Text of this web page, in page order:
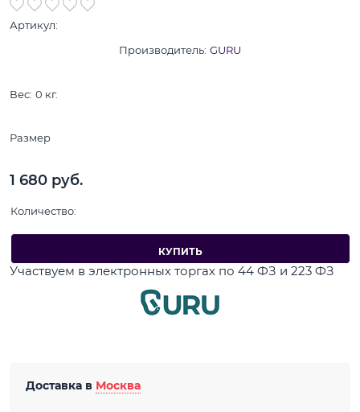
Артикул:
Производитель: GURU
Вес: 0 кг.
Размер
1 680 руб.
Количество:
КУПИТЬ
Участвуем в электронных торгах по 44 ФЗ и 223 ФЗ
Доставка в Москва